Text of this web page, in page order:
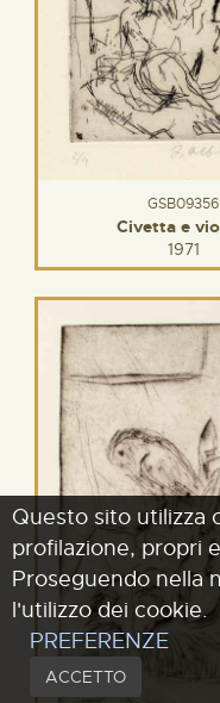
GSB09356
Civetta e
1971
Questo sito utilizza
profilazione, propri
Proseguendo nella
l'utilizzo dei cookie.
PREFERENZE
ACCETTO